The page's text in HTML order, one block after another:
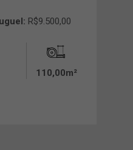
R$9.500,00
110,00m²